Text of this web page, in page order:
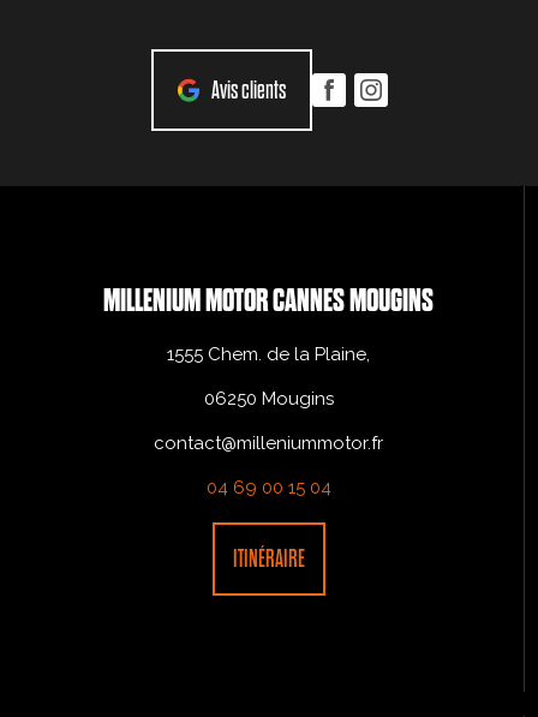
Avis clients
MILLENIUM MOTOR CANNES MOUGINS
1555 Chem. de la Plaine,
06250 Mougins
contact@milleniummotor.fr
04 69 00 15 04
ITINÉRAIRE